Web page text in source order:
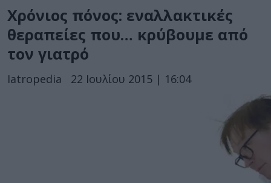
Χρόνιος πόνος: εναλλακτικές
θεραπείες που… κρύβουμε από
τον γιατρό
Iatropedia 22 Ιουλίου 2015 | 16:04